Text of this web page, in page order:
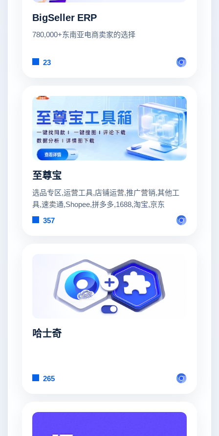
BigSeller ERP
780,000+东南亚电商卖家的选择
23
至尊宝
选品专区,运营工具,店铺运营,推广营销,其他工
具,速卖通,Shopee,拼多多,1688,淘宝,京东
357
哈士奇
265